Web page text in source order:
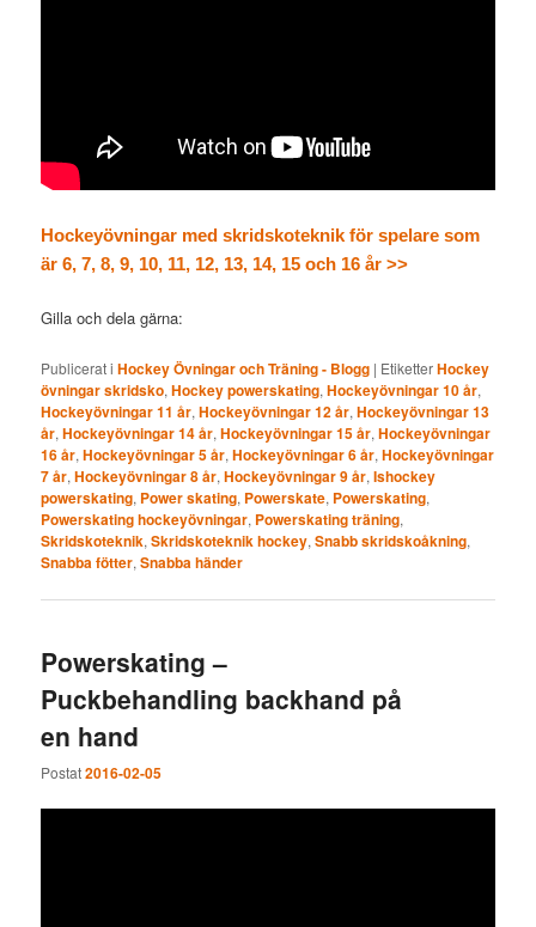
Hockeyövningar med skridskoteknik för spelare som
är 6, 7, 8, 9, 10, 11, 12, 13, 14, 15 och 16 år >>
Gilla och dela gärna:
Publicerat i Hockey Övningar och Träning - Blogg | EtiketterHockey
övningar skridsko,Hockey powerskating,Hockeyövningar 10 år,
Hockeyövningar 11 år,Hockeyövningar 12 år,Hockeyövningar 13
år,Hockeyövningar 14 år,Hockeyövningar 15 år,Hockeyövningar
16 år,Hockeyövningar 5 år,Hockeyövningar 6 år,Hockeyövningar
7 år,Hockeyövningar 8 år,Hockeyövningar 9 år,Ishockey
powerskating, Power skating, Powerskate, Powerskating,
Powerskating hockeyövningar, Powerskating träning,
Skridskoteknik,Skridskoteknik hockey,Snabb skridskoåkning,
Snabba fötter,Snabba händer
Powerskating –
Puckbehandling backhand på
en hand
Postat2016-02-05